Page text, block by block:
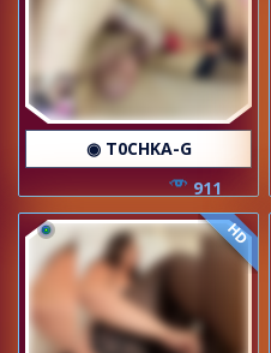
◉ T0CHKA-G
911
HD